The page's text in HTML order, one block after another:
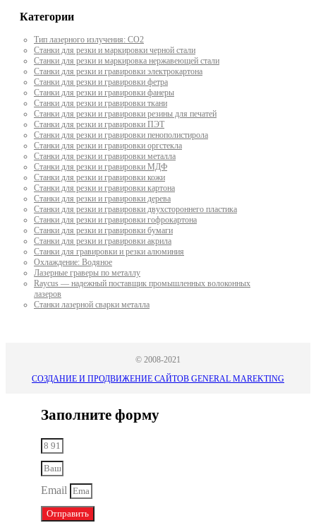
Категории
Тип лазерного излучения: СО2
Станки для резки и маркировки черной стали
Станки для резки и маркировка нержавеющей стали
Станки для резки и гравировки электрокартона
Станки для резки и гравировки фетра
Станки для резки и гравировки фанеры
Станки для резки и гравировки ткани
Станки для резки и гравировки резины для печатей
Станки для резки и гравировки ПЭТ
Станки для резки и гравировки пенополистирола
Станки для резки и гравировки оргстекла
Станки для резки и гравировки металла
Станки для резки и гравировки МДФ
Станки для резки и гравировки кожи
Станки для резки и гравировки картона
Станки для резки и гравировки дерева
Станки для резки и гравировки двухстороннего пластика
Станки для резки и гравировки гофрокартона
Станки для резки и гравировки бумаги
Станки для резки и гравировки акрила
Станки для гравировки и резки алюминия
Охлаждение: Водяное
Лазерные граверы по металлу
Raycus — надежный поставщик промышленных волоконных
лазеров
Cтанки лазерной сварки металла
© 2008-2021
СОЗДАНИЕ И ПРОДВИЖЕНИЕ САЙТОВ GENERAL MAREKTING
Заполните форму
Email
Отправить